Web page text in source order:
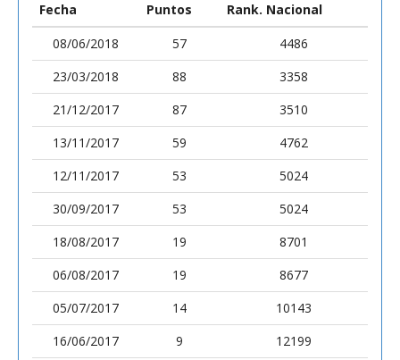
Fecha Puntos
Rank. Nacional
08/06/2018
57
4486
23/03/2018
88
3358
21/12/2017
87
3510
13/11/2017
59
4762
12/11/2017
53
5024
30/09/2017
53
5024
18/08/2017
19
8701
06/08/2017
19
8677
05/07/2017
14
10143
16/06/2017
9
12199